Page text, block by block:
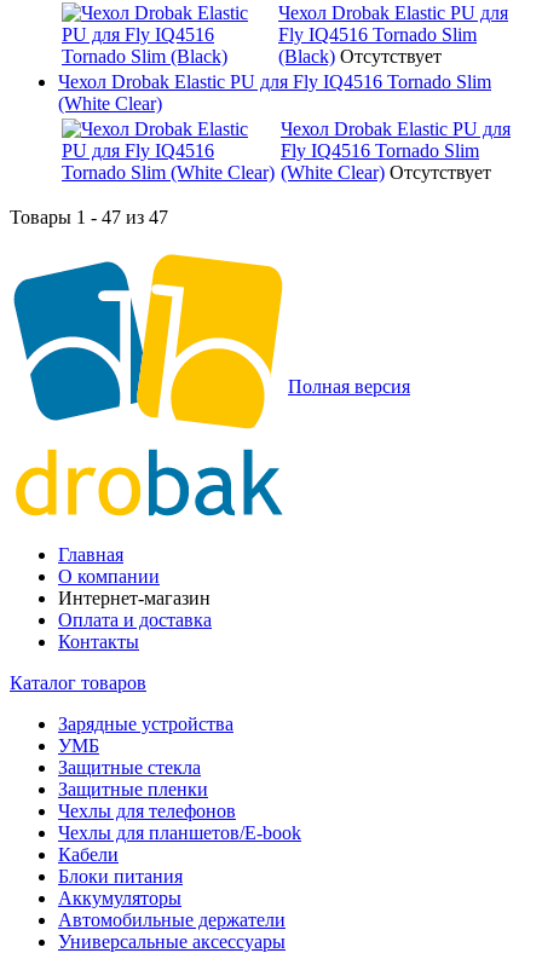
Чехол Drobak Elastic PU для
Fly IQ4516 Tornado Slim
(Black) Отсутствует
Чехол Drobak Elastic PU для Fly IQ4516 Tornado Slim
(White Clear)
Чехол Drobak Elastic PU для
Fly IQ4516 Tornado Slim
(White Clear) Отсутствует
Товары 1 - 47 из 47
Полная версия
Главная
О компании
Интернет-магазин
Оплата и доставка
Контакты
Каталог товаров
Зарядные устройства
УМБ
Защитные стекла
Защитные пленки
Чехлы для телефонов
Чехлы для планшетов/E-book
Кабели
Блоки питания
Аккумуляторы
Автомобильные держатели
Универсальные аксессуары